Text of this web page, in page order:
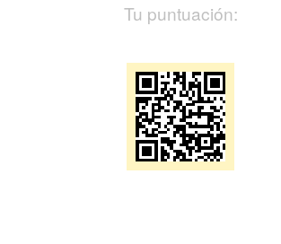
Tu puntuación: